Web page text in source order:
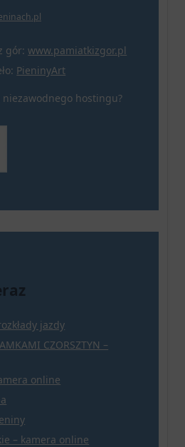
gór:www.pamiatkizgor.pl
PieninyArt
niezawodnego hostingu?
jazdy
CZORSZTYN –
online
– kamera online